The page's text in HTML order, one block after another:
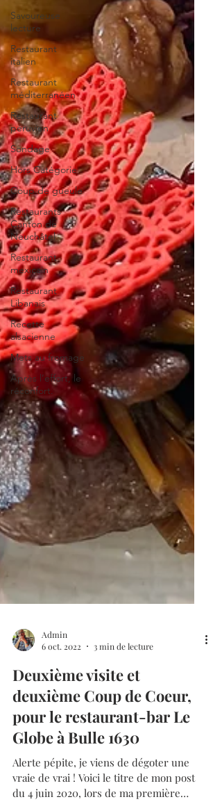
Savoureuse
lecture
Restaurant
italien
Restaurant
méditerranéen
Restaurant
péruvien
Sondage
Hors Catégorie
Coup de gueule
Restaurants
Canton de
Neuchâtel
Restaurant
mexicain
Restaurant
Libanais
Recette
alsacienne
Mets au fromage
Après l’effort, le
réconfort.
Admin
6 oct. 2022
3 min de lecture
Deuxième visite et
deuxième Coup de Coeur,
pour le restaurant-bar Le
Globe à Bulle 1630